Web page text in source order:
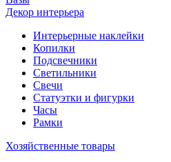
Декор интерьера
Интерьерные наклейки
Копилки
Подсвечники
Светильники
Свечи
Статуэтки и фигурки
Часы
Рамки
Хозяйственные товары